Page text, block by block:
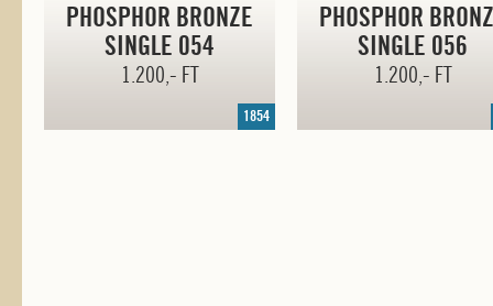
PHOSPHOR BRONZE
SINGLE 054
1.200,- FT
1854
PHOSPHOR
SINGLE 056
1.200,- FT